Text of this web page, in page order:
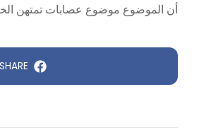
أن الموضوع موضوع عصابات تمتهن
SHARE